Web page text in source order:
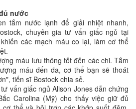
nước
tắm nước lạnh để giải nhiệt nhanh,
chuyên gia tư vấn giấc ngủ tại
các mạch máu co lại, làm cơ thể
máu lưu thông tốt đến các chi. Tắm
máu đến da, cơ thể bạn sẽ thoát
tiến sĩ Bostock chia sẻ.
vấn giấc ngủ Alison Jones dẫn chứng
Carolina (Mỹ) cho thấy việc giữ đủ